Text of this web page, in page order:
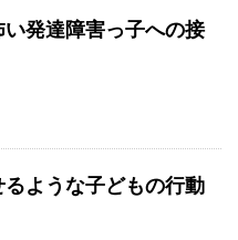
発達障害っ子への接
ような子どもの行動